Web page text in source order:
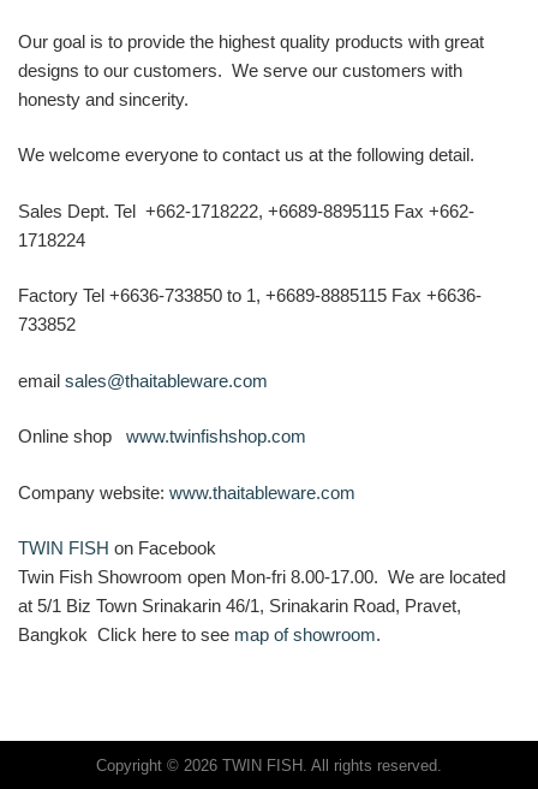
Our goal is to provide the highest quality products with great
designs to our customers. We serve our customers with
honesty and sincerity.
We welcome everyone to contact us at the following detail.
Sales Dept. Tel +662-1718222, +6689-8895115 Fax +662-
1718224
Factory Tel +6636-733850 to 1, +6689-8885115 Fax +6636-
733852
email sales@thaitableware.com
Online shop www.twinfishshop.com
Company website: www.thaitableware.com
TWIN FISH on Facebook
Twin Fish Showroom open Mon-fri 8.00-17.00. We are located
at 5/1 Biz Town Srinakarin 46/1, Srinakarin Road, Pravet,
Bangkok Click here to see map of showroom.
Copyright © 2026 TWIN FISH. All rights reserved.